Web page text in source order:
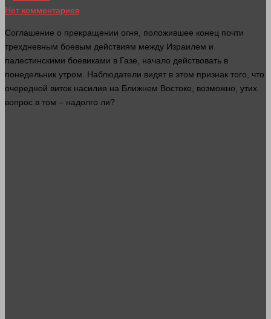
Нет комментариев
Соглашение о прекращении огня, положившее конец почти
трехдневным боевым действиям между Израилем и
палестинскими боевиками в Газе, начало действовать в
понедельник утром. Наблюдатели видят в этом признак того, что
очередной виток насилия на Ближнем Востоке, возможно, утих.
вопрос в том – надолго ли?